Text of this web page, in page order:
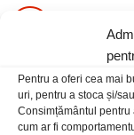
Pentru a oferi cea mai
uri, pentru a stoca și/
Consimțământul pentru
cum ar fi